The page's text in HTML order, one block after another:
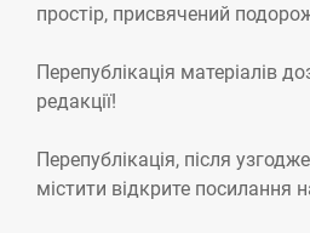
простір, присвячений
Перепублікація матеріалів
редакції!
Перепублікація, після
містити відкрите посилання